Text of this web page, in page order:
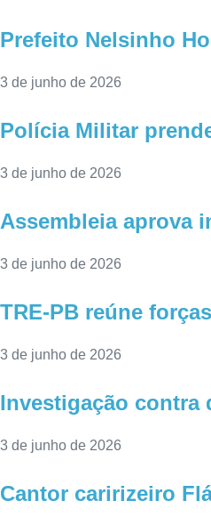
Prefeito Nelsinho
3 de junho de 2026
Polícia Militar
3 de junho de 2026
Assembleia aprova
3 de junho de 2026
TRE-PB reúne
3 de junho de 2026
Investigação contra
3 de junho de 2026
Cantor caririzeiro